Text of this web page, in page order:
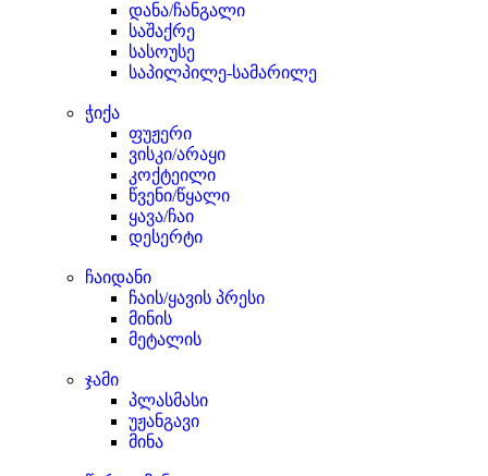
დანა/ჩანგალი
საშაქრე
სასოუსე
საპილპილე-სამარილე
ჭიქა
ფუჟერი
ვისკი/არაყი
კოქტეილი
წვენი/წყალი
ყავა/ჩაი
დესერტი
ჩაიდანი
ჩაის/ყავის პრესი
მინის
მეტალის
ჯამი
პლასმასი
უჟანგავი
მინა